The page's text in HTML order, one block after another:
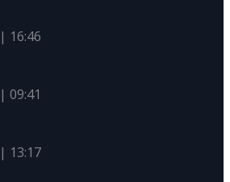
| 16:46
| 09:41
| 13:17